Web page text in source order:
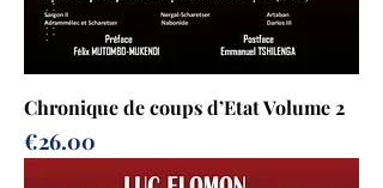
Chronique de coups d’Etat Volume 2
Prix
€26.00